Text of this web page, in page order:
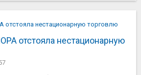
отстояла нестационарную